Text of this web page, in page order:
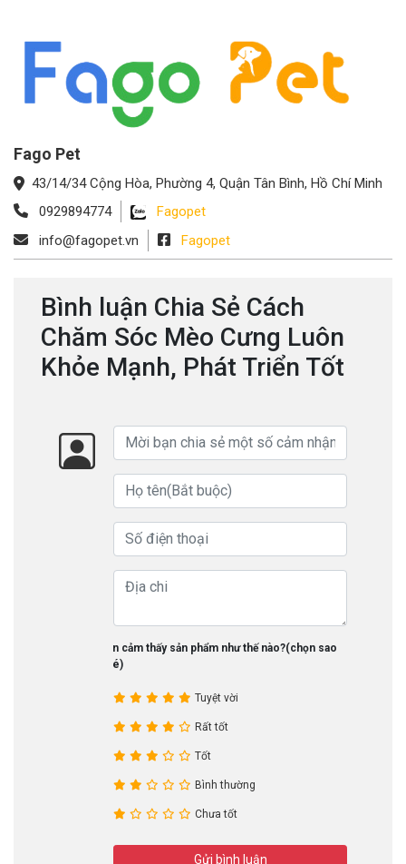
Fago Pet
43/14/34 Cộng Hòa, Phường 4, Quận Tân Bình, Hồ Chí Minh
0929894774
Fagopet
info@fagopet.vn
Fagopet
Bình luận Chia Sẻ Cách
Chăm Sóc Mèo Cưng Luôn
Khỏe Mạnh, Phát Triển Tốt
Bạn cảm thấy sản phẩm như thế nào?(chọn sao
nhé)
Tuyệt vời
Rất tốt
Tốt
Bình thường
Chưa tốt
Gửi bình luận